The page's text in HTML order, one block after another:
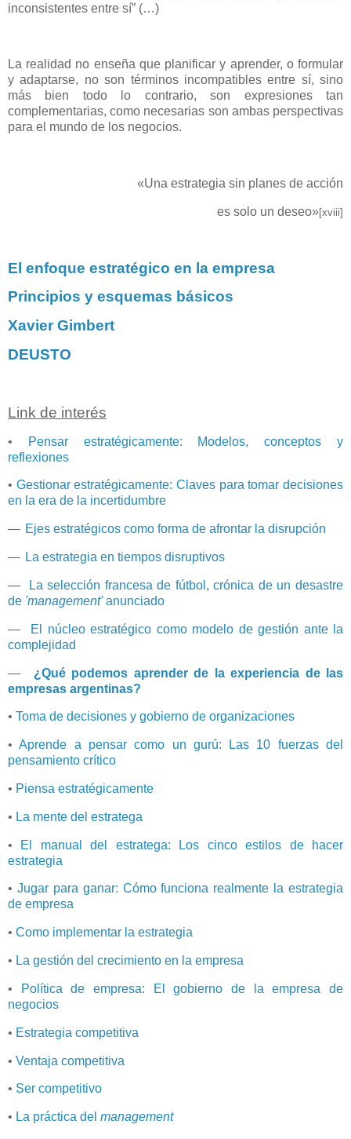
inconsistentes entre sí” (…)
La realidad no enseña que planificar y aprender, o formular
y adaptarse, no son términos incompatibles entre sí, sino
más bien todo lo contrario, son expresiones tan
complementarias, como necesarias son ambas perspectivas
para el mundo de los negocios.
«Una estrategia sin planes de acción
es solo un deseo»[xviii]
El enfoque estratégico en la empresa
Principios y esquemas básicos
Xavier Gimbert
DEUSTO
Link de interés
•
Pensar estratégicamente: Modelos, conceptos y
reflexiones
• Gestionar estratégicamente: Claves para tomar decisiones
en la era de la incertidumbre
— Ejes estratégicos como forma de afrontar la disrupción
— La estrategia en tiempos disruptivos
—
La selección francesa de fútbol, crónica de un desastre
de 'management'anunciado
—
El núcleo estratégico como modelo de gestión ante la
complejidad
—
¿Qué podemos aprender de la experiencia de las
empresas argentinas?
• Toma de decisiones y gobierno de organizaciones
•Aprende a pensar como un gurú: Las 10 fuerzas del
pensamiento crítico
• Piensa estratégicamente
• La mente del estratega
• El manual del estratega: Los cinco estilos de hacer
estrategia
• Jugar para ganar: Cómo funciona realmente la estrategia
de empresa
• Como implementar la estrategia
• La gestión del crecimiento en la empresa
•
Política de empresa: El gobierno de la empresa de
negocios
• Estrategia competitiva
• Ventaja competitiva
• Ser competitivo
• La práctica del management